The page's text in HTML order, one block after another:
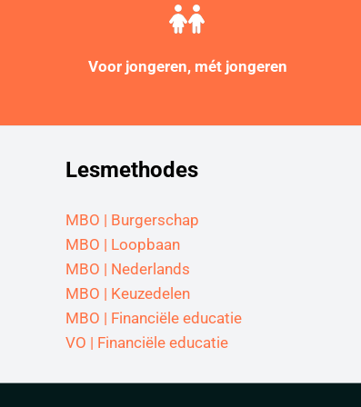
Voor jongeren, mét jongeren
Lesmethodes
MBO | Burgerschap
MBO | Loopbaan
MBO | Nederlands
MBO | Keuzedelen
MBO | Financiële educatie
VO | Financiële educatie